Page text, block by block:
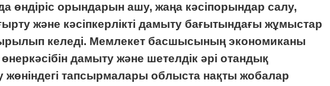
өндіріс орындарын ашу, жаңа кәсіпорындар салу,
және кәсіпкерлікті дамыту бағытындағы жұмыстар
келеді. Мемлекет басшысының экономиканы
дамыту және шетелдік әрі отандық
жөніндегі тапсырмалары облыста нақты жобалар